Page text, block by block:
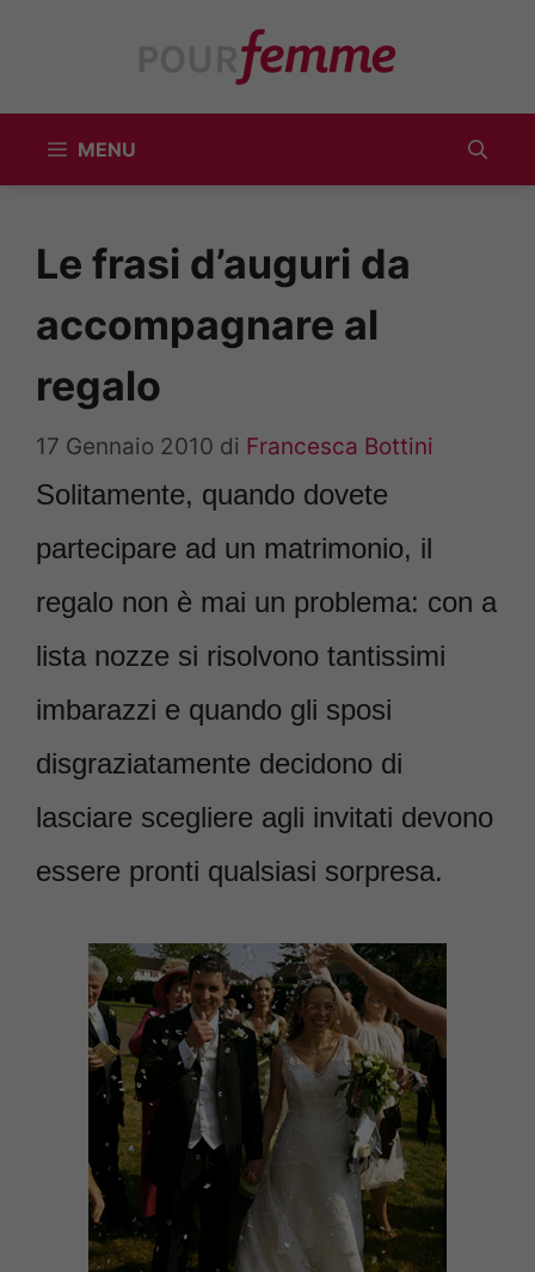
MENU
Le frasi d’auguri da
accompagnare al
regalo
17 Gennaio 2010 di Francesca Bottini
Solitamente, quando dovete
partecipare ad un matrimonio, il
regalo non è mai un problema: con a
lista nozze si risolvono tantissimi
imbarazzi e quando gli sposi
disgraziatamente decidono di
lasciare scegliere agli invitati devono
essere pronti qualsiasi sorpresa.